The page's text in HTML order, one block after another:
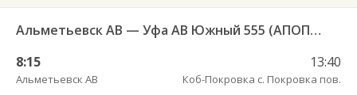
Альметьевск АВ — Уфа АВ Южный 555 (АПОПАТ)
8:15
Альметьевск АВ
13:40
Коб-Покровка с. Покровка пов.